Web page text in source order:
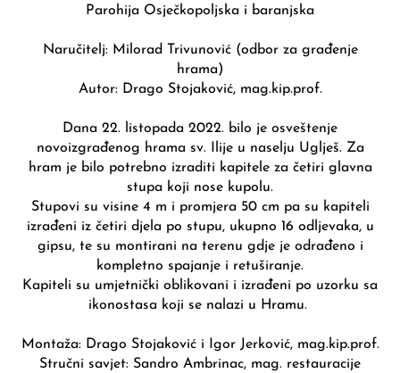
Parohija Osječkopoljska i baranjska
Naručitelj: Milorad Trivunović (odbor za građenje
hrama)
Autor: Drago Stojaković, mag.kip.prof.
Dana 22. listopada 2022. bilo je osveštenje
novoizgrađenog hrama sv. Ilije u naselju Uglješ. Za
hram je bilo potrebno izraditi kapitele za četiri glavna
stupa koji nose kupolu.
Stupovi su visine 4 m i promjera 50 cm pa su kapiteli
izrađeni iz četiri djela po stupu, ukupno 16 odljevaka, u
gipsu, te su montirani na terenu gdje je odrađeno i
kompletno spajanje i retuširanje.
Kapiteli su umjetnički oblikovani i izrađeni po uzorku sa
ikonostasa koji se nalazi u Hramu.
Montaža: Drago Stojaković i Igor Jerković, mag.kip.prof.
Stručni savjet: Sandro Ambrinac, mag. restauracije